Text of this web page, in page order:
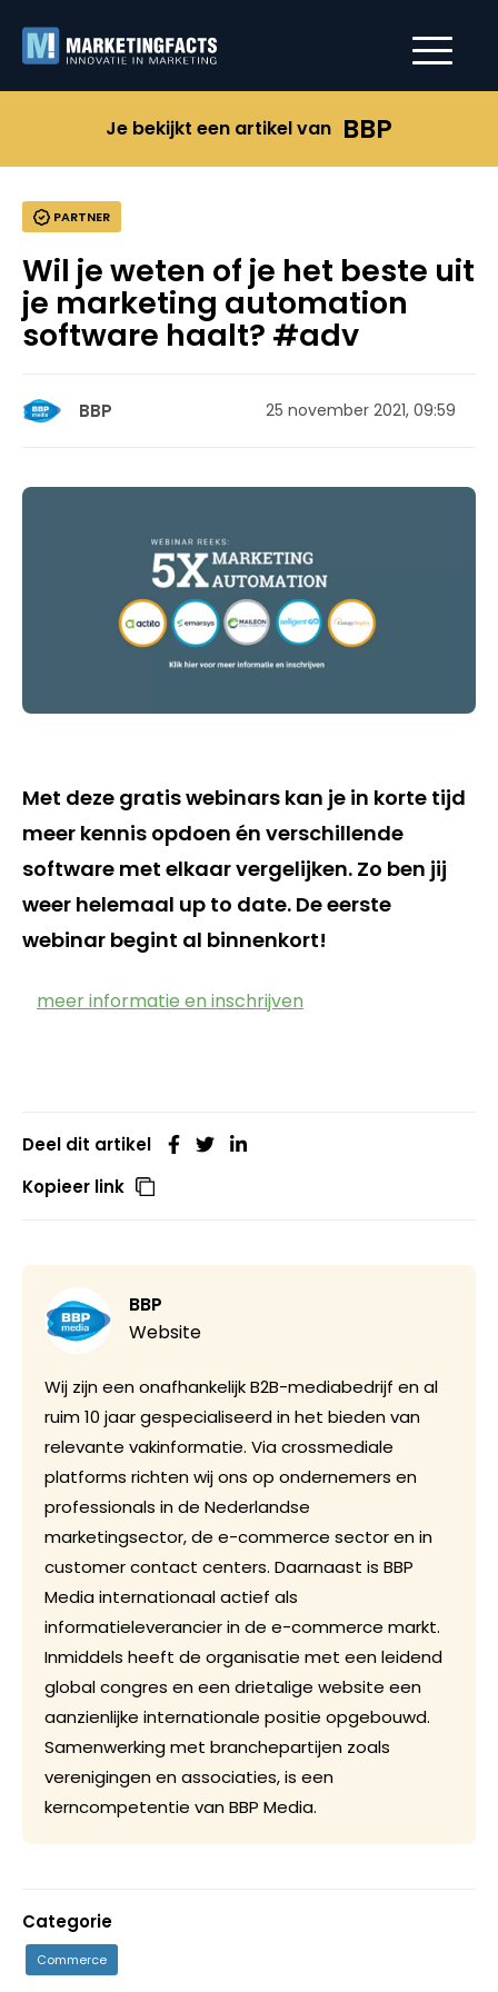
Je bekijkt een artikel van BBP
PARTNER
Wil je weten of je het beste uit
je marketing automation
software haalt? #adv
BBP 25 november 2021, 09:59
Met deze gratis webinars kan je in korte tijd
meer kennis opdoen én verschillende
software met elkaar vergelijken. Zo ben jij
weer helemaal up to date. De eerste
webinar begint al binnenkort!
meer informatie en inschrijven
Deel dit artikel
Kopieer link
BBP
Website
Wij zijn een onafhankelijk B2B-mediabedrijf en al
ruim 10 jaar gespecialiseerd in het bieden van
relevante vakinformatie. Via crossmediale
platforms richten wij ons op ondernemers en
professionals in de Nederlandse
marketingsector, de e-commerce sector en in
customer contact centers. Daarnaast is BBP
Media internationaal actief als
informatieleverancier in de e-commerce markt.
Inmiddels heeft de organisatie met een leidend
global congres en een drietalige website een
aanzienlijke internationale positie opgebouwd.
Samenwerking met branchepartijen zoals
verenigingen en associaties, is een
kerncompetentie van BBP Media.
Categorie
Commerce